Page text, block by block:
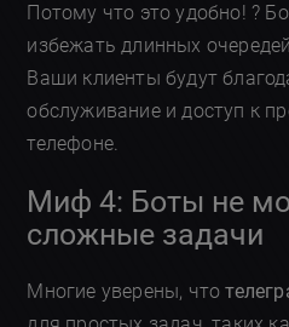
Потому что это удобно! ?
избежать длинных
Ваши клиенты будут
обслуживание и доступ к
телефоне.
Миф 4: Боты не
сложные задачи
Многие уверены, что